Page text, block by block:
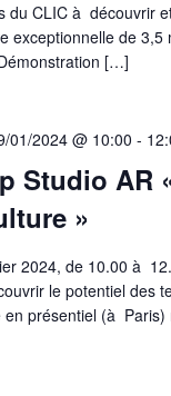
du CLIC à découvrir
exceptionnelle de
[…]
Studio AR
»
01/2024 @ 10:00 -
2024, de 10.00 à
le potentiel des
présentiel (à